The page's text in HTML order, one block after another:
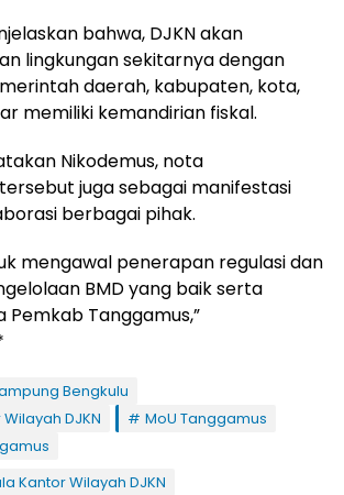
bahwa, DJKN akan
lingkungan sekitarnya dengan
daerah, kabupaten, kota,
memiliki kemandirian fiskal.
Nikodemus, nota
juga sebagai manifestasi
berbagai pihak.
mengawal penerapan regulasi dan
BMD yang baik serta
Tanggamus,”
Bengkulu
DJKN
MoU Tanggamus
Kantor Wilayah DJKN